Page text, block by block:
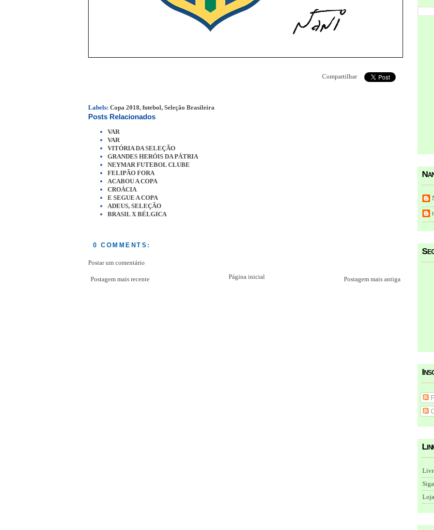
Compartilhar
Labels: Copa 2018, futebol, Seleção Brasileira
Posts Relacionados
VAR
VAR
VITÓRIA DA SELEÇÃO
GRANDES HERÓIS DA PÁTRIA
NEYMAR FUTEBOL CLUBE
FELIPÃO FORA
ACABOU A COPA
CROÁCIA
E SEGUE A COPA
ADEUS, SELEÇÃO
BRASIL X BÉLGICA
0 COMMENTS:
Postar um comentário
Postagem mais recente Postagem mais antiga
Página inicial